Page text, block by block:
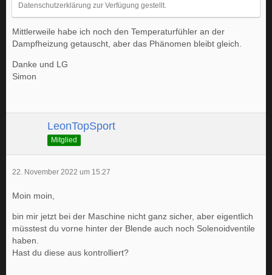
Datenschutzerklärung zur Verfügung gestellt.
Mittlerweile habe ich noch den Temperaturfühler an der
Dampfheizung getauscht, aber das Phänomen bleibt gleich.
Danke und LG
Simon
LeonTopSport
Mitglied
22. November 2022 um 15:27
Moin moin,
bin mir jetzt bei der Maschine nicht ganz sicher, aber eigentlich
müsstest du vorne hinter der Blende auch noch Solenoidventile
haben.
Hast du diese aus kontrolliert?